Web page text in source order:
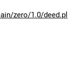
zero/1.0/deed.pl